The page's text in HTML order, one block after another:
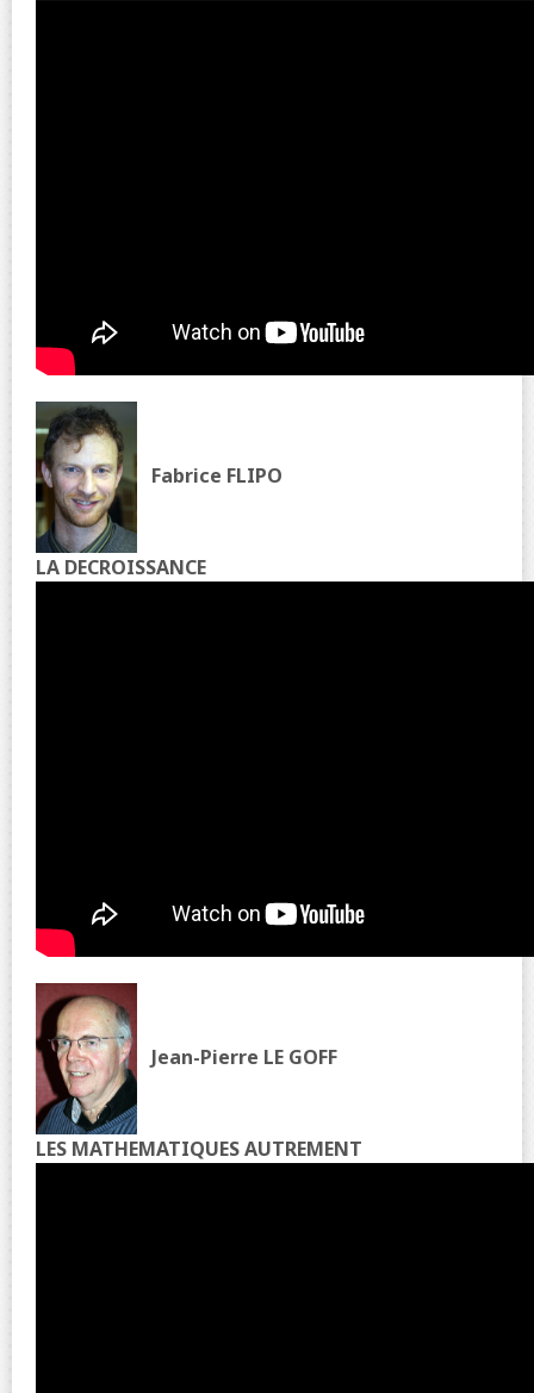
Fabrice FLIPO
LA DECROISSANCE
Jean-Pierre LE GOFF
LES MATHEMATIQUES AUTREMENT